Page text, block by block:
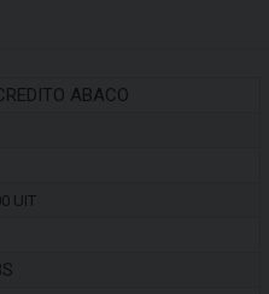
ABACO
UIT